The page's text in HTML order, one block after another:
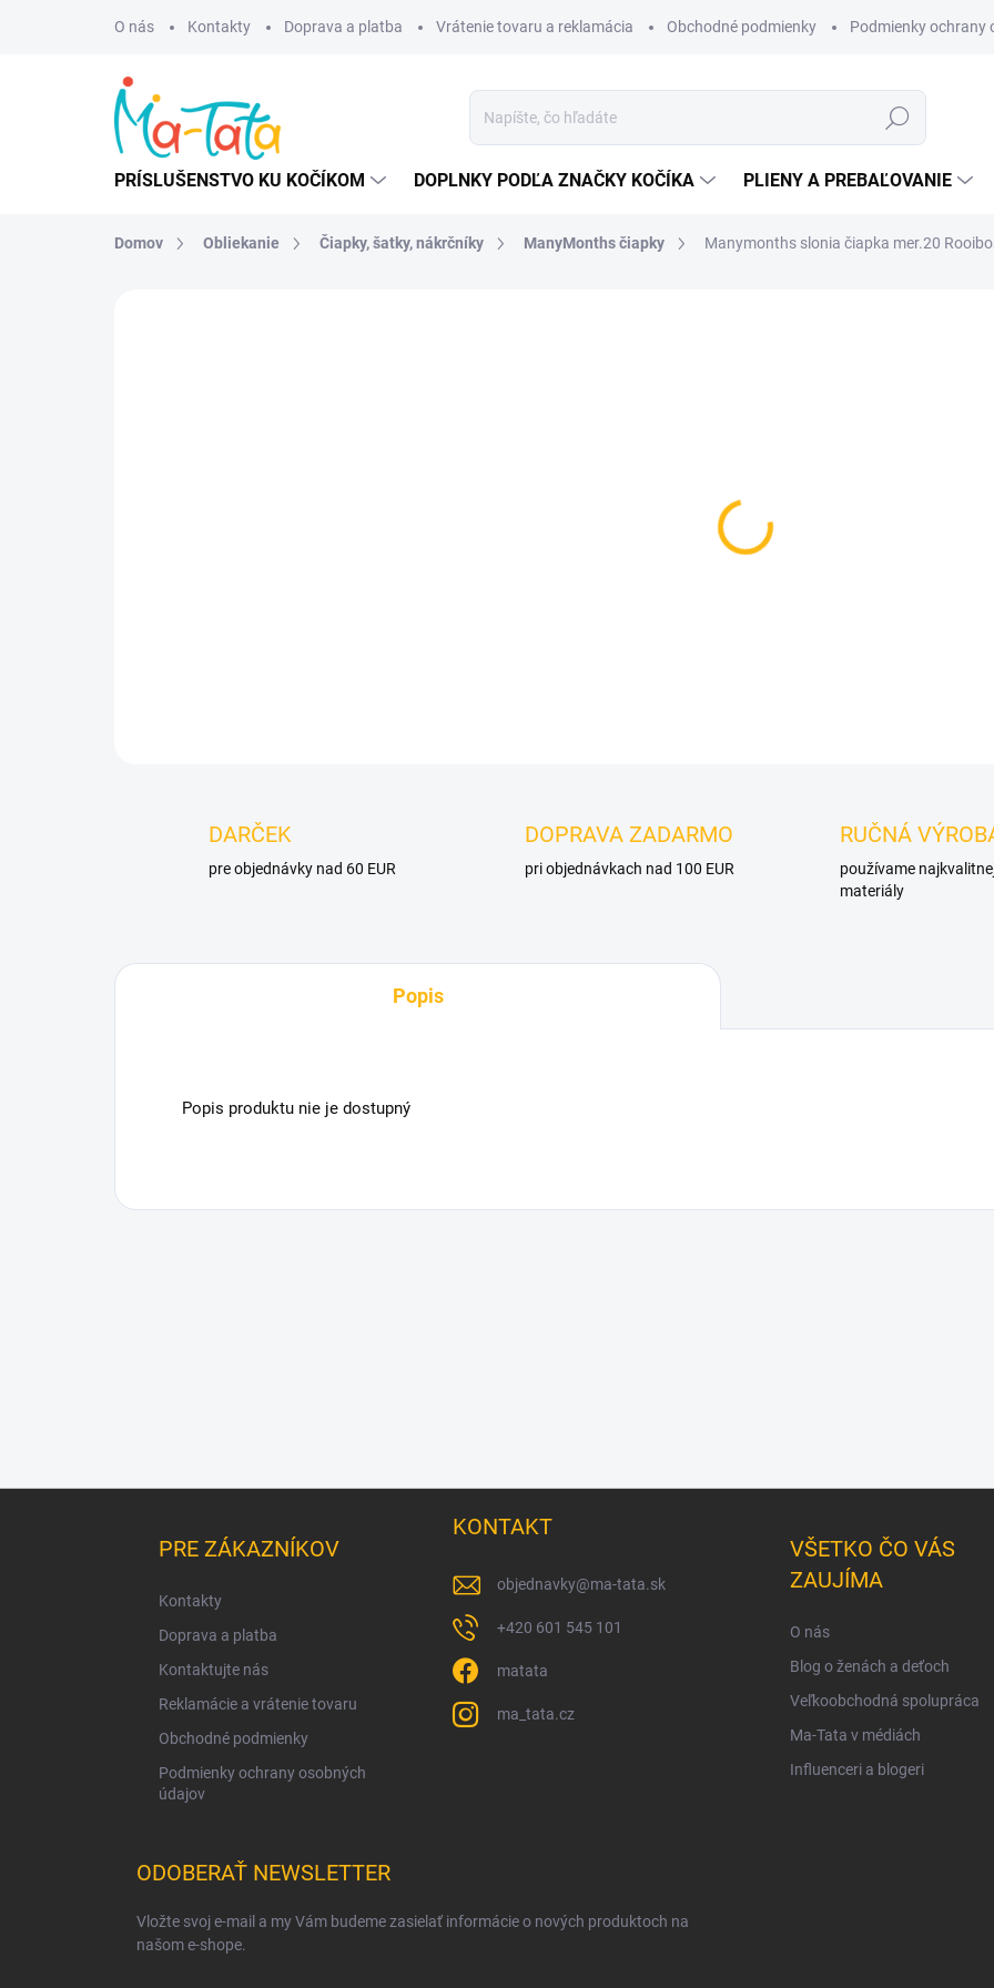
O nás Kontakty Doprava a platba Vrátenie tovaru a reklamácia Obchodné podmienky Podmienky ochrany
Hľadať
PRÍSLUŠENSTVO KU KOČÍKOM DOPLNKY PODĽA ZNAČKY KOČÍKA PLIENY A PREBAĽOVANIE
Domov Obliekanie Čiapky, šatky, nákrčníky ManyMonths čiapky Manymonths slonia čiapka mer.20
MOŽNOSTI DORUČENIA
DARČEK
pre objednávky nad 60 EUR
DOPRAVA ZADARMO
pri objednávkach nad 100 EUR
RUČNÁ
používame
materiály
Popis
Popis produktu nie je dostupný
PRE ZÁKAZNÍKOV
Kontakty
Doprava a platba
Kontaktujte nás
Reklamácie a vrátenie tovaru
Obchodné podmienky
Podmienky ochrany osobných
údajov
KONTAKT
objednavky@ma-tata.sk
+420 601 545 101
matata
ma_tata.cz
VŠETKO ČO VÁS
ZAUJÍMA
O nás
Blog o ženách a deťoch
Veľkoobchodná spolupráca
Ma-Tata v médiách
Influenceri a blogeri
ODOBERAŤ NEWSLETTER
Vložte svoj e-mail a my Vám budeme zasielať informácie o nových produktoch na
našom e-shope.